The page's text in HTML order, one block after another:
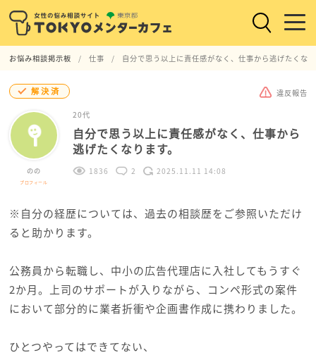
お悩み相談掲示板 仕事 自分で思う以上に責任感がなく、仕事から逃げたくな
解決済 違反報告
のの
プロフィール
20代
自分で思う以上に責任感がなく、仕事から
逃げたくなります。
1836 2 2025.11.11 14:08
※自分の経歴については、過去の相談歴をご参照いただけ
ると助かります。
公務員から転職し、中小の広告代理店に入社してもうすぐ
2か月。上司のサポートが入りながら、コンペ形式の案件
において部分的に業者折衝や企画書作成に携わりました。
ひとつやってはできてない、